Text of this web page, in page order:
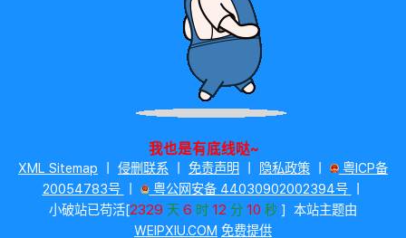
我也是有底线哒~
XML Sitemap 侵删联系 免责声明 隐私政策
粤ICP备
20054783号
粤公网安备 44030902002394号
小破站已苟活[2329 天 6 时 12 分 10 秒 ] 本站主题由
WEIPXIU.COM 免费提供